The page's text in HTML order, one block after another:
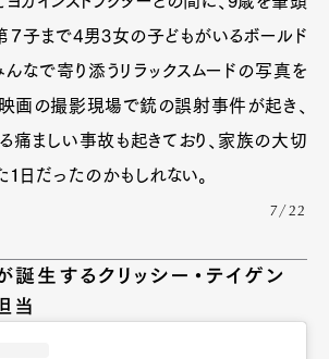
Contact
Pen Meet
子まで4男3女の子どもがいるボールド
んなで寄り添うリラックスムードの写真を
画の撮影現場で銃の誤射事件が起き、
痛ましい事故も起きており、家族の大切
日だったのかもしれない。
7/22
誕生するクリッシー・テイゲン
当